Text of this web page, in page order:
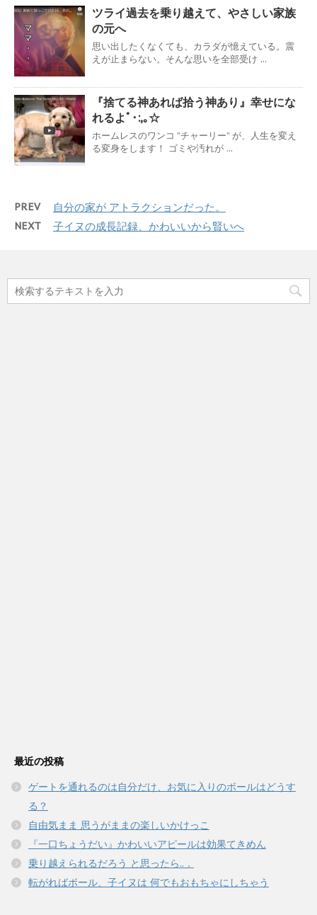
ツライ過去を乗り越えて、やさしい家族
の元へ
思い出したくなくても、カラダが憶えている。震
えが止まらない。そんな思いを全部受け ...
『捨てる神あれば拾う神あり』幸せにな
れるよﾟ･:,｡☆
ホームレスのワンコ ”チャーリー” が、人生を変え
る変身をします！ ゴミや汚れが ...
PREV 自分の家が アトラクションだった。
NEXT 子イヌの成長記録、かわいいから賢いへ
最近の投稿
ゲートを通れるのは自分だけ、お気に入りのボールはどうす
る？
自由気まま 思うがままの楽しいかけっこ
『一口ちょうだい』かわいいアピールは効果てきめん
乗り越えられるだろう と思ったら..．
転がればボール、子イヌは 何でもおもちゃにしちゃう